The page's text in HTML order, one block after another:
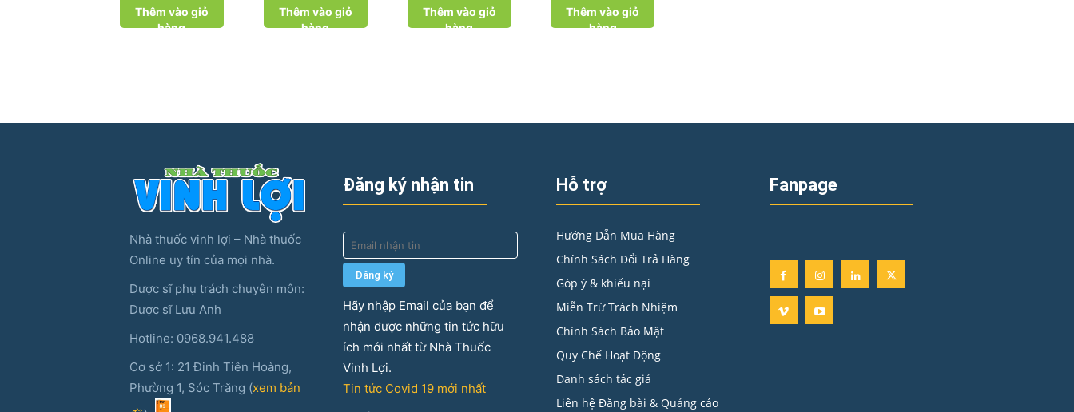
Thêm vào giỏ
hàng
Thêm vào giỏ
hàng
Thêm vào giỏ
hàng
Thêm vào giỏ
hàng
Nhà thuốc vinh lợi – Nhà thuốc
Online uy tín của mọi nhà.
Dược sĩ phụ trách chuyên môn:
Dược sĩ Lưu Anh
Hotline: 0968.941.488
Cơ sở 1: 21 Đinh Tiên Hoàng,
Phường 1, Sóc Trăng (xem bản
Đăng ký nhận tin
Hãy nhập Email của bạn để
nhận được những tin tức hữu
ích mới nhất từ Nhà Thuốc
Vinh Lợi.
Tin tức Covid 19 mới nhất
Hỗ trợ
Hướng Dẫn Mua Hàng
Chính Sách Đổi Trả Hàng
Góp ý & khiếu nại
Miễn Trừ Trách Nhiệm
Chính Sách Bảo Mật
Quy Chế Hoạt Động
Danh sách tác giả
Liên hệ Đăng bài & Quảng cáo
Fanpage